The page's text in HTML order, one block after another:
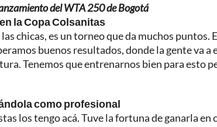
del WTA 250 de Bogotá
la Copa Colsanitas
chicas, es un torneo que da muchos puntos.
buenos resultados, donde la gente va a
Tenemos que entrenarnos bien para esto
como profesional
los tengo acá. Tuve la fortuna de ganarla en